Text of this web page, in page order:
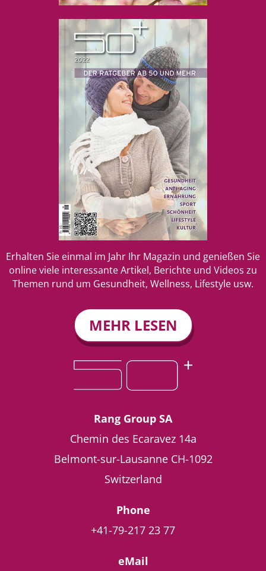
Erhalten Sie einmal im Jahr Ihr Magazin und genießen Sie
online viele interessante Artikel, Berichte und Videos zu
Themen rund um Gesundheit, Wellness, Lifestyle usw.
MEHR LESEN
Rang Group SA
Chemin des Ecaravez 14a
Belmont-sur-Lausanne CH-1092
Switzerland
Phone
+41-79-217 23 77
eMail